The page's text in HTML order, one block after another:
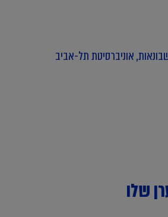
אוניברסיטת תל-אביב
שלו